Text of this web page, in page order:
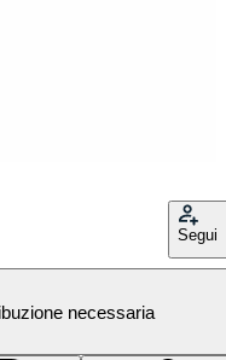
Segui
necessaria